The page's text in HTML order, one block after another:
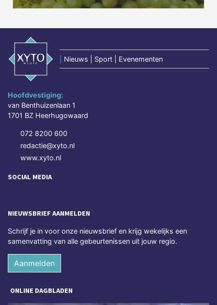
Nieuws | Sport | Evenementen
Hoofdvestiging:
van Benthuizenlaan 1
1701 BZ Heerhugowaard
072 8200 600
redactie@xyto.nl
www.xyto.nl
SOCIAL MEDIA
NIEUWSBRIEF AANMELDEN
Schrijf je in voor onze nieuwsbrief en krijg wekelijks een
samenvatting van alle gebeurtenissen uit jouw regio.
Aanmelden
ONLINE DAGBLADEN